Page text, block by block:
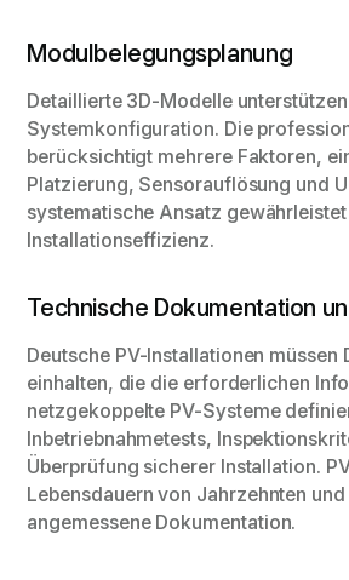
Modulbelegungsplanung
Detaillierte 3D-Modelle
Systemkonfiguration. Die
berücksichtigt mehrere Faktoren,
Platzierung, Sensorauflösung und
systematische Ansatz
Installationseffizienz.
Technische Dokumentation
Deutsche PV-Installationen
einhalten, die die erforderlichen
netzgekoppelte PV-Systeme
Inbetriebnahmetests,
Überprüfung sicherer Installation.
Lebensdauern von Jahrzehnten
angemessene Dokumentation.